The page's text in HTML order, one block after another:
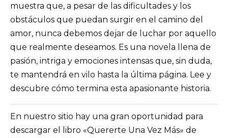
muestra que, a pesar de las dificultades y los
obstáculos que puedan surgir en el camino del
amor, nunca debemos dejar de luchar por aquello
que realmente deseamos. Es una novela llena de
pasión, intriga y emociones intensas que, sin duda,
te mantendrá en vilo hasta la última página. Lee y
descubre cómo termina esta apasionante historia.
En nuestro sitio hay una gran oportunidad para
descargar el libro «Quererte Una Vez Más» de